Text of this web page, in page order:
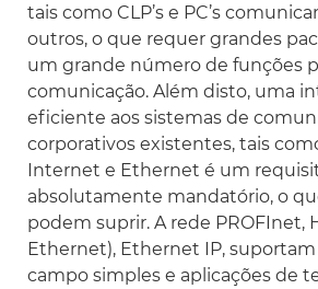
tais como CLP’s e PC’s
outros, o que requer grandes
um grande número de funções
comunicação. Além disto, uma
eficiente aos sistemas de
corporativos existentes, tais
Internet e Ethernet é um
absolutamente mandatório, o
podem suprir. A rede PROFInet,
Ethernet), Ethernet IP,
campo simples e aplicações de